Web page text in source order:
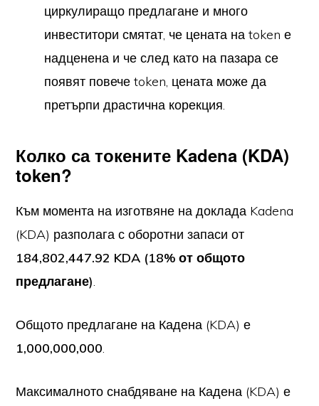
циркулиращо предлагане и много
инвеститори смятат, че цената на token е
надценена и че след като на пазара се
появят повече token, цената може да
претърпи драстична корекция.
Колко са токените Kadena (KDA)
token?
Към момента на изготвяне на доклада Kadena
(KDA) разполага с оборотни запаси от
184,802,447.92 KDA (18% от общото
предлагане).
Общото предлагане на Кадена (KDA) е
1,000,000,000.
Максималното снабдяване на Кадена (KDA) е